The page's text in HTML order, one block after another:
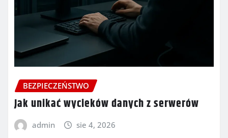
BEZPIECZEŃSTWO
Jak unikać wycieków danych z serwerów
admin sie 4, 2026